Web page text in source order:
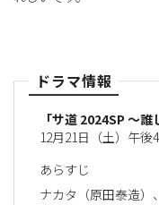
ドラマ情報
「サ道 2024SP ～
12月21日（土）午
あらすじ
ナカタ（原田泰造）